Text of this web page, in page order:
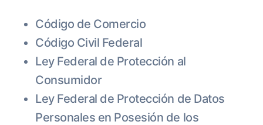
Código de Comercio
Código Civil Federal
Ley Federal de Protección al
Consumidor
Ley Federal de Protección de Datos
Personales en Posesión de los